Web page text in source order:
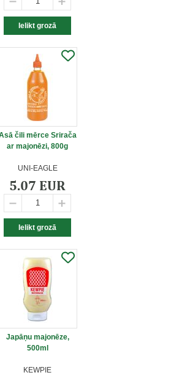
čili mērce Srirača
ar majonēzi, 800g
UNI-EAGLE
5.07 EUR
Japāņu majonēze,
500ml
KEWPIE